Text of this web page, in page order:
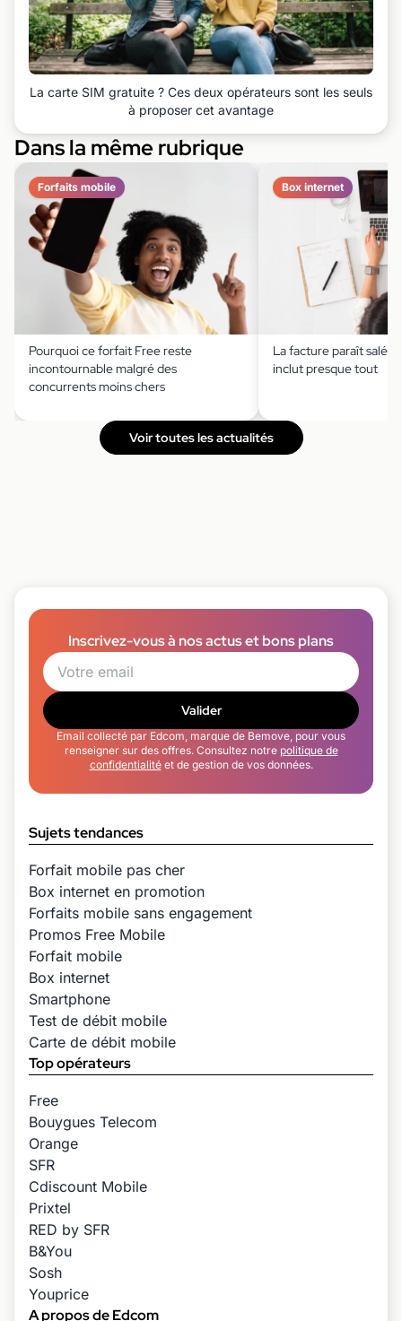
La carte SIM gratuite ? Ces deux opérateurs sont les seuls
à proposer cet avantage
Dans la même rubrique
Forfaits mobile
Pourquoi ce forfait Free reste
incontournable malgré des
concurrents moins chers
Box internet
La facture paraît
inclut presque tout
Voir toutes les actualités
Inscrivez-vous à nos actus et bons plans
Valider
Email collecté par Edcom, marque de Bemove, pour vous
renseigner sur des offres. Consultez notre politique de
confidentialitéet de gestion de vos données.
Sujets tendances
Forfait mobile pas cher
Box internet en promotion
Forfaits mobile sans engagement
Promos Free Mobile
Forfait mobile
Box internet
Smartphone
Test de débit mobile
Carte de débit mobile
Top opérateurs
Free
Bouygues Telecom
Orange
SFR
Cdiscount Mobile
Prixtel
RED by SFR
B&You
Sosh
Youprice
A propos de Edcom